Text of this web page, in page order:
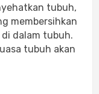
tubuh,
membersihkan
dalam tubuh.
tubuh akan